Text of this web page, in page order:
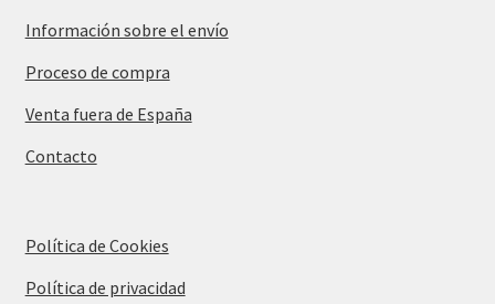
Información sobre el envío
Proceso de compra
Venta fuera de España
Contacto
Política de Cookies
Política de privacidad